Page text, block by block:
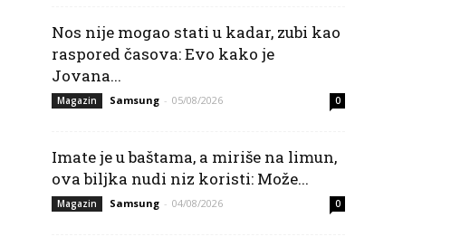
Nos nije mogao stati u kadar, zubi kao
raspored časova: Evo kako je
Jovana...
Magazin Samsung - 05/08/2026 0
Imate je u baštama, a miriše na limun,
ova biljka nudi niz koristi: Može...
Magazin Samsung - 04/08/2026 0